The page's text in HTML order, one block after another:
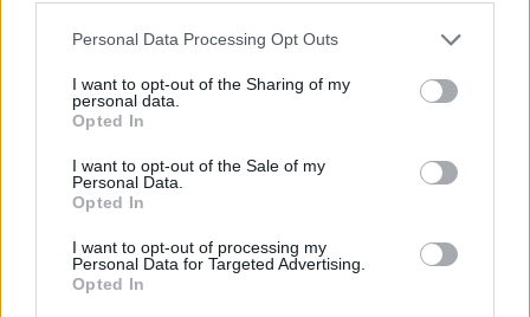
Personal Data Processing Opt Outs
I want to opt-out of the Sharing of my
personal data.
Opted In
I want to opt-out of the Sale of my
Personal Data.
Opted In
I want to opt-out of processing my
Personal Data for Targeted Advertising.
Opted In